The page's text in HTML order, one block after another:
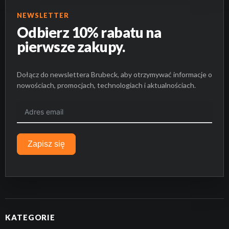
NEWSLETTER
Odbierz 10% rabatu na
pierwsze zakupy.
Dołącz do newslettera Brubeck, aby otrzymywać informacje o
nowościach, promocjach, technologiach i aktualnościach.
Zapisz się
KATEGORIE